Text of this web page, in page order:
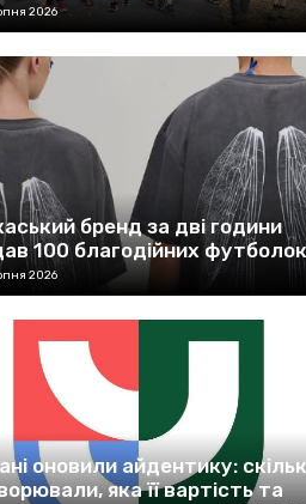
2026
бренд за дві години
100 благодійних футболок
2026
оновили айдентику:
яка її вартість та